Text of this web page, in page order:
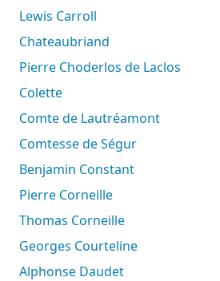
Lewis Carroll
Chateaubriand
Pierre Choderlos de Laclos
Colette
Comte de Lautréamont
Comtesse de Ségur
Benjamin Constant
Pierre Corneille
Thomas Corneille
Georges Courteline
Alphonse Daudet